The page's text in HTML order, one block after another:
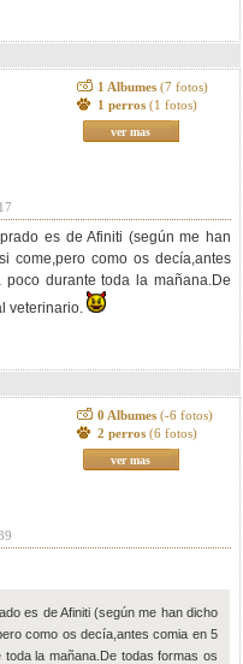
1 Albumes (7 fotos)
1 perros (1 fotos)
ver mas
es de Afiniti (según me han
come,pero como os decía,antes
durante toda la mañana.De
veterinario.
0 Albumes (-6 fotos)
2 perros (6 fotos)
ver mas
es de Afiniti (según me han dicho
como os decía,antes comia en 5
la mañana.De todas formas os